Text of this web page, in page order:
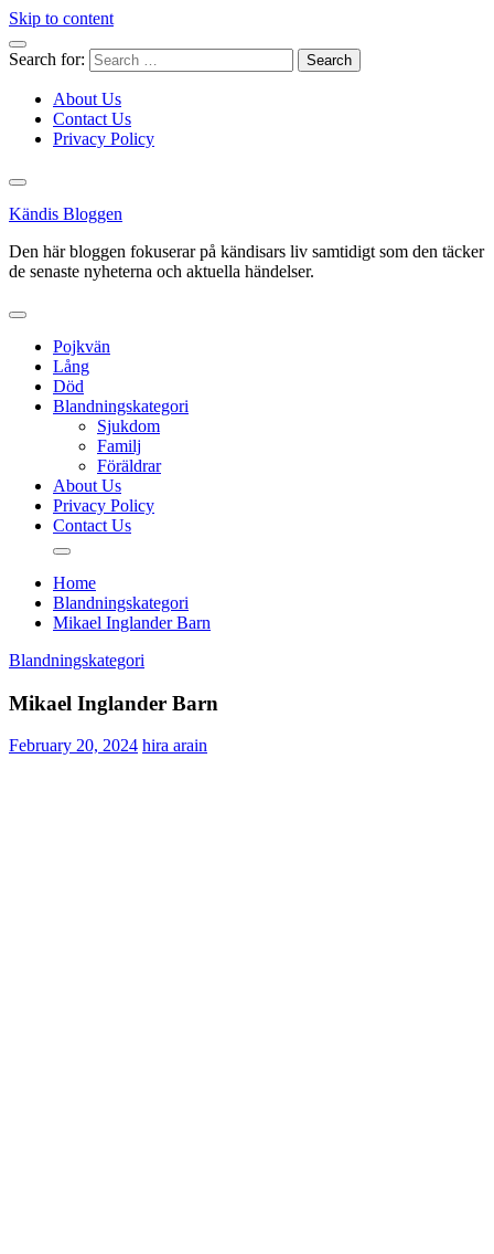
Skip to content
Search for:
About Us
Contact Us
Privacy Policy
Kändis Bloggen
Den här bloggen fokuserar på kändisars liv samtidigt som den täcker
de senaste nyheterna och aktuella händelser.
Pojkvän
Lång
Död
Blandningskategori
Sjukdom
Familj
Föräldrar
About Us
Privacy Policy
Contact Us
Home
Blandningskategori
Mikael Inglander Barn
Blandningskategori
Mikael Inglander Barn
February 20, 2024 hira arain